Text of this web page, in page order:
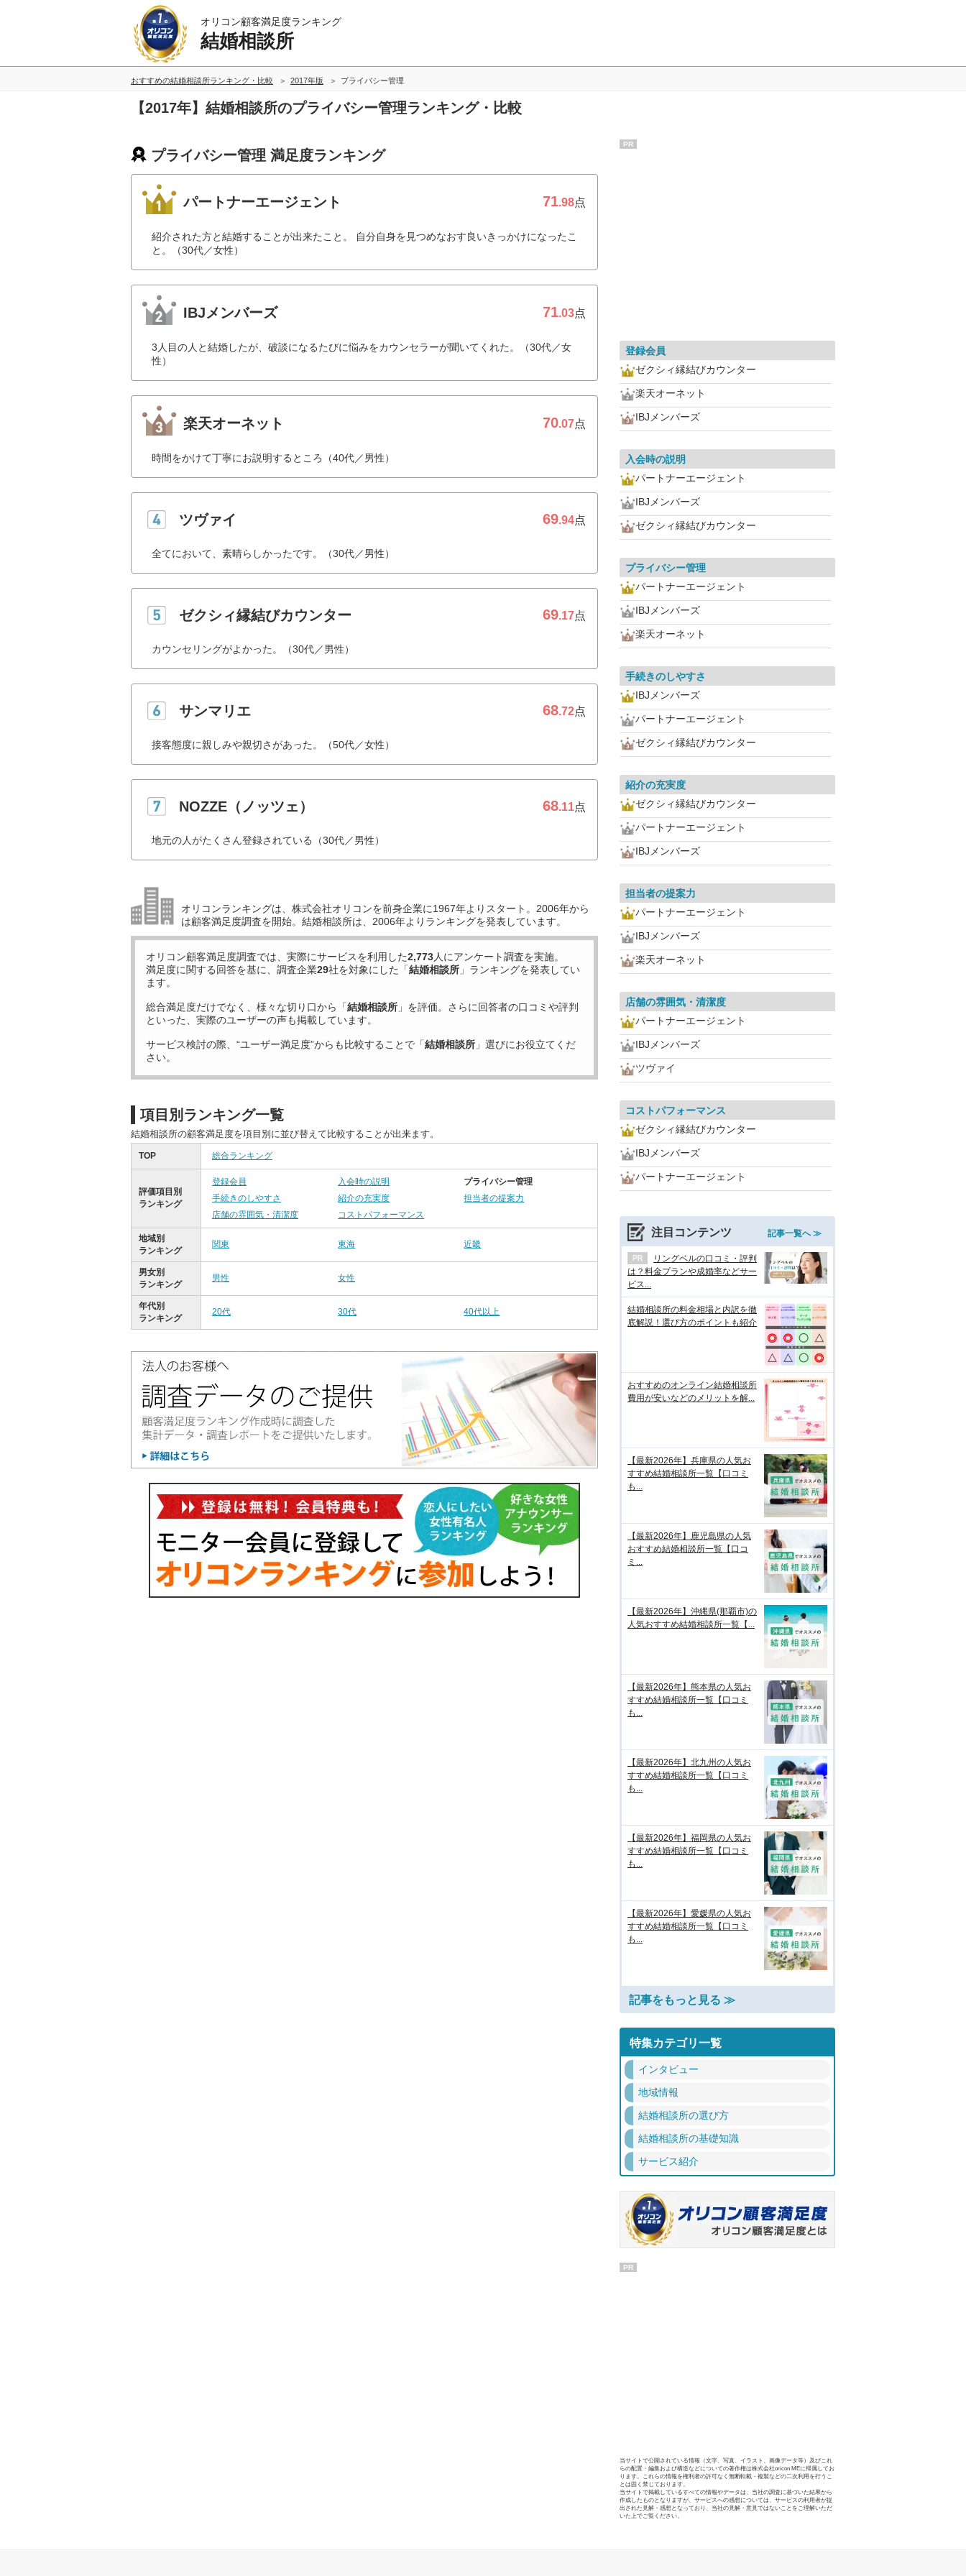
オリコン顧客満足度ランキング
結婚相談所
おすすめの結婚相談所ランキング・比較 2017年版 プライバシー管理
【2017年】結婚相談所のプライバシー管理ランキング・比較
プライバシー管理 満足度ランキング
パートナーエージェント 71.98点
紹介された方と結婚することが出来たこと。 自分自身を見つめなおす良いきっかけになったこ
と。（30代／女性）
IBJメンバーズ 71.03点
3人目の人と結婚したが、破談になるたびに悩みをカウンセラーが聞いてくれた。（30代／女
性）
楽天オーネット 70.07点
時間をかけて丁寧にお説明するところ（40代／男性）
ツヴァイ 69.94点
全てにおいて、素晴らしかったです。（30代／男性）
ゼクシィ縁結びカウンター 69.17点
カウンセリングがよかった。（30代／男性）
サンマリエ 68.72点
接客態度に親しみや親切さがあった。（50代／女性）
NOZZE（ノッツェ） 68.11点
地元の人がたくさん登録されている（30代／男性）
オリコンランキングは、株式会社オリコンを前身企業に1967年よりスタート。2006年から
は顧客満足度調査を開始。結婚相談所は、2006年よりランキングを発表しています。
オリコン顧客満足度調査では、実際にサービスを利用した2,773人にアンケート調査を実施。
満足度に関する回答を基に、調査企業29社を対象にした「結婚相談所 」ランキングを発表してい
ます。
総合満足度だけでなく、様々な切り口から「結婚相談所 」を評価。さらに回答者の口コミや評判
といった、実際のユーザーの声も掲載しています。
サービス検討の際、“ユーザー満足度”からも比較することで「結婚相談所 」選びにお役立てくだ
さい。
項目別ランキング一覧
結婚相談所の顧客満足度を項目別に並び替えて比較することが出来ます。
TOP 総合ランキング
評価項目別
ランキング
登録会員 入会時の説明
プライバシー管理
手続きのしやすさ
紹介の充実度
担当者の提案力
店舗の雰囲気・清潔度
コストパフォーマンス
地域別
ランキング
関東 東海 近畿
男女別
ランキング
男性 女性
年代別
ランキング
20代 30代 40代以上
PR
登録会員
ゼクシィ縁結びカウンター
楽天オーネット
IBJメンバーズ
入会時の説明
パートナーエージェント
IBJメンバーズ
ゼクシィ縁結びカウンター
プライバシー管理
パートナーエージェント
IBJメンバーズ
楽天オーネット
手続きのしやすさ
IBJメンバーズ
パートナーエージェント
ゼクシィ縁結びカウンター
紹介の充実度
ゼクシィ縁結びカウンター
パートナーエージェント
IBJメンバーズ
担当者の提案力
パートナーエージェント
IBJメンバーズ
楽天オーネット
店舗の雰囲気・清潔度
パートナーエージェント
IBJメンバーズ
ツヴァイ
コストパフォーマンス
ゼクシィ縁結びカウンター
IBJメンバーズ
パートナーエージェント
注目コンテンツ 記事一覧へ ≫
リングベルの口コミ・評判
は？料金プランや成婚率などサー
ビス...
結婚相談所の料金相場と内訳を徹
底解説！選び方のポイントも紹介
おすすめのオンライン結婚相談所
費用が安いなどのメリットを解...
【最新2026年】兵庫県の人気お
すすめ結婚相談所一覧【口コミ
も...
【最新2026年】鹿児島県の人気
おすすめ結婚相談所一覧【口コ
ミ...
【最新2026年】沖縄県(那覇市)の
人気おすすめ結婚相談所一覧【...
【最新2026年】熊本県の人気お
すすめ結婚相談所一覧【口コミ
も...
【最新2026年】北九州の人気お
すすめ結婚相談所一覧【口コミ
も...
【最新2026年】福岡県の人気お
すすめ結婚相談所一覧【口コミ
も...
【最新2026年】愛媛県の人気お
すすめ結婚相談所一覧【口コミ
も...
記事をもっと見る ≫
特集カテゴリ一覧
インタビュー
地域情報
結婚相談所の選び方
結婚相談所の基礎知識
サービス紹介
PR
当サイトで公開されている情報（文字、写真、イラスト、画像データ等）及びこれ
らの配置・編集および構造などについての著作権は株式会社oricon MEに帰属してお
ります。これらの情報を権利者の許可なく無断転載・複製などの二次利用を行うこ
とは固く禁じております。
当サイトで掲載しているすべての情報やデータは、当社の調査に基づいた結果から
作成したものとなりますが、サービスへの感想については、サービスの利用者が提
出された見解・感想となっており、当社の見解・意見ではないことをご理解いただ
いた上でご覧ください。